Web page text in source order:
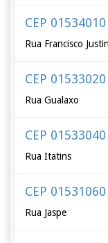
CEP 01534010
Rua Francisco
CEP 01533020
Rua Gualaxo
CEP 01533040
Rua Itatins
CEP 01531060
Rua Jaspe